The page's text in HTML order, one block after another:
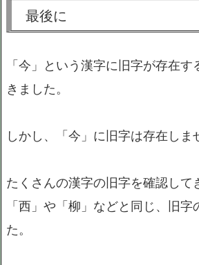
最後に
「今」という漢字に旧字が存在
きました。
しかし、「今」に旧字は存在しま
たくさんの漢字の旧字を確認して
「西」や「柳」などと同じ、旧字
た。